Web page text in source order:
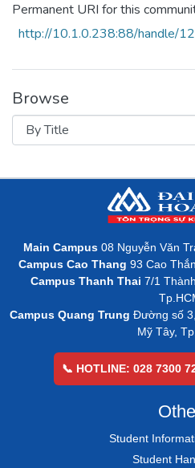
Permanent URI for this
http://10.1.0.238:88/handle/
Browse
Main Campus 08 Nguyễn Văn
Campus Cao Thang 93 Cao
Campus Thanh Thai 7/1
Campus Quang Trung Đường số
Mỹ Tây,
📞 HOTLINE: 028 7300
Student
Student